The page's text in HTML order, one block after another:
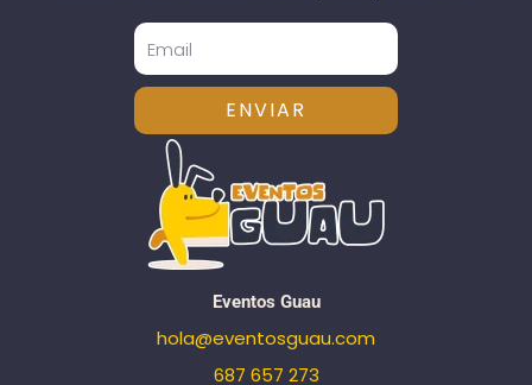
ENVIAR
Eventos Guau
hola@eventosguau.com
687 657 273